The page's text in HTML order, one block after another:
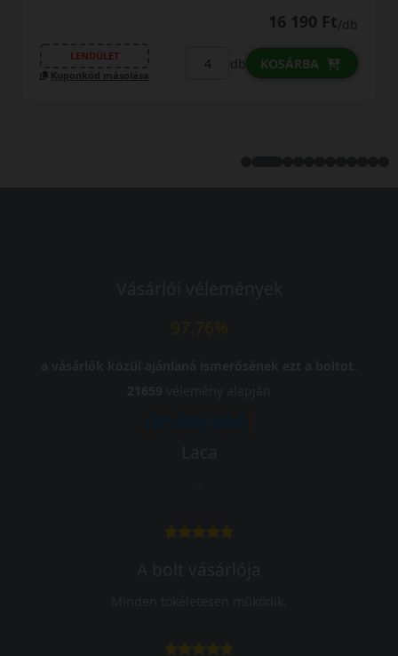
15 290 Ft/db
LENDÜLET
Kuponkód másolása
db KOSÁRBA